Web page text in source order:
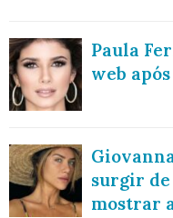
Paula
web
surgir
mostrar